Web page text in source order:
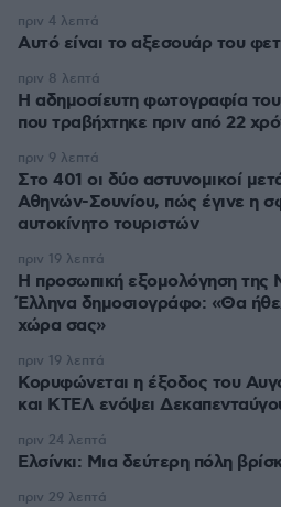
Αυτό είναι το αξεσουάρ του
πριν 4 λεπτά
Η αδημοσίευτη φωτογραφία
που τραβήχτηκε πριν από 22
πριν 8 λεπτά
Στο 401 οι δύο αστυνομικοί
Αθηνών-Σουνίου, πώς έγινε η
αυτοκίνητο τουριστών
πριν 9 λεπτά
Η προσωπική εξομολόγηση της
Έλληνα δημοσιογράφο: «Θα
χώρα σας»
πριν 19 λεπτά
Κορυφώνεται η έξοδος του
και ΚΤΕΛ ενόψει
πριν 19 λεπτά
Ελσίνκι: Mια δεύτερη πόλη
πριν 24 λεπτά
πριν 29 λεπτά